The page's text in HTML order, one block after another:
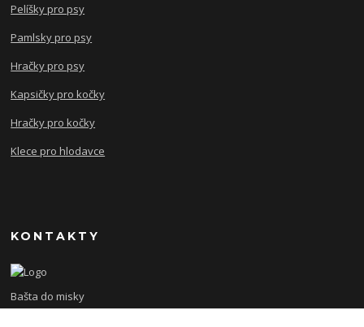
Pelíšky pro psy
Pamlsky pro psy
Hračky pro psy
Kapsičky pro kočky
Hračky pro kočky
Klece pro hlodavce
KONTAKTY
Bašta do misky